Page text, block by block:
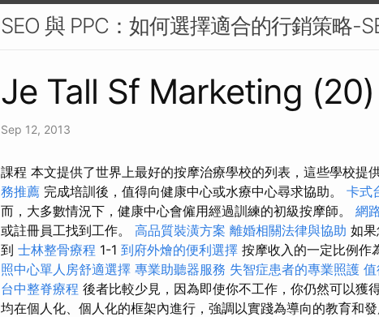
SEO 與 PPC：如何選擇適合的行銷策略-
Je Tall Sf Marketing (20)
Sep 12, 2013
課程 本文提供了世界上最好的按摩治療學校的列表，這些學校提
務推薦 完成培訓後，值得向健康中心或水療中心尋求協助。 卡式
而，大多數情況下，健康中心會僱用經過訓練的初級按摩師。 網
或註冊員工找到工作。 高品質裝潢方案 離婚相關法律與協助 如
到 士林整骨療程 1-1 到府外燴的便利選擇 按摩收入的一定比例作
照中心單人房舒適選擇 專業助聽器服務 失智症患者的專業照護
台中整脊療程 後者比較少見，因為即使你不工作，你仍然可以獲
均在個人化、個人化的框架內進行，強調以實踐為導向的教育和